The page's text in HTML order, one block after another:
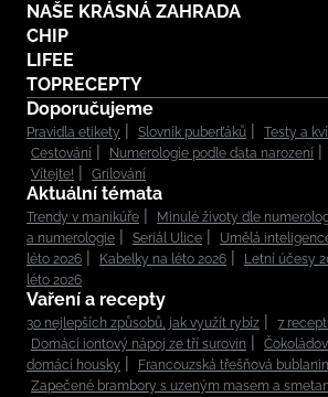
NAŠE KRÁSNÁ ZAHRADA
CHIP
LIFEE
TOPRECEPTY
Doporučujeme
Pravidla etikety Slovník puberťáků Testy a
Cestování
Numerologie podle data narození
Vítejte!
Grilování
Aktuální témata
Trendy v manikúře Minulé životy dle
a numerologie
Seriál Ulice Umělá
léto 2026
Kabelky na léto 2026 Letní účesy
léto 2026
Vaření a recepty
30 nejlepších způsobů, jak využít rybíz
7
Domácí iontový nápoj ze tří surovin
domácí housky
Francouzská třešňová
Zapečené brambory s uzeným masem a